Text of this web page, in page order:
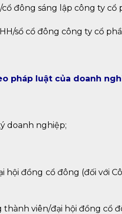
đông sáng lập công ty cổ
sổ cổ đông công ty cổ
pháp luật của doanh
doanh nghiệp;
hội đồng cổ đông (đối với
viên/đại hội đồng cổ